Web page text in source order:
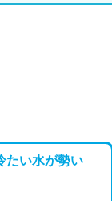
たい水が勢い